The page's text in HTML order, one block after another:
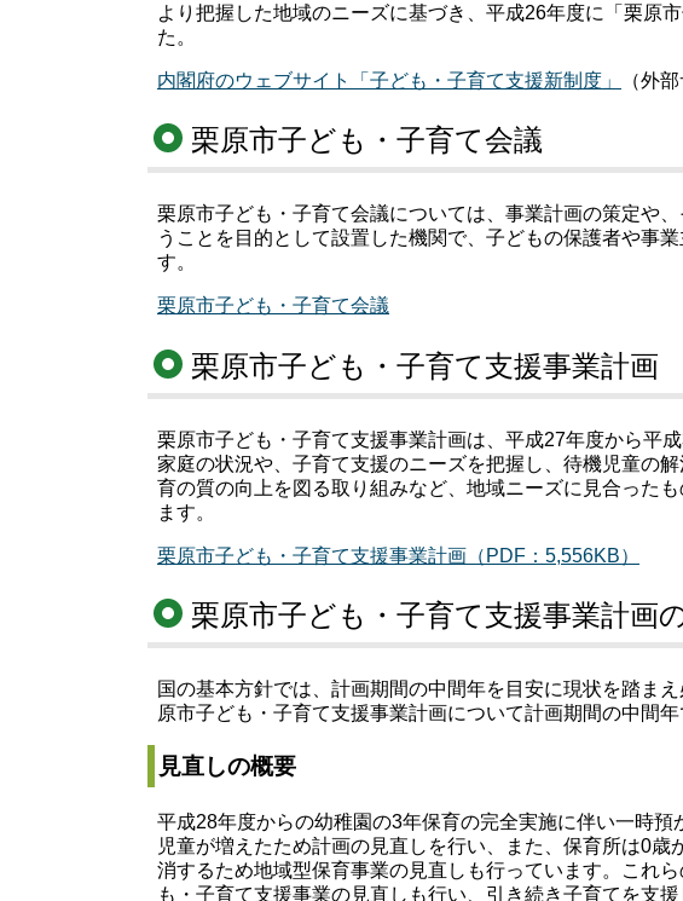
より把握した地域のニーズに基づき、平成26年度に「栗原
た。
内閣府のウェブサイト「子ども・子育て支援新制度」 （外
栗原市子ども・子育て会議
栗原市子ども・子育て会議については、事業計画の策定や
うことを目的として設置した機関で、子どもの保護者や事
す。
栗原市子ども・子育て会議
栗原市子ども・子育て支援事業計画
栗原市子ども・子育て支援事業計画は、平成27年度から平
家庭の状況や、子育て支援のニーズを把握し、待機児童の
育の質の向上を図る取り組みなど、地域ニーズに見合った
ます。
栗原市子ども・子育て支援事業計画（PDF：5,556KB）
栗原市子ども・子育て支援事業計画
国の基本方針では、計画期間の中間年を目安に現状を踏ま
原市子ども・子育て支援事業計画について計画期間の中間
見直しの概要
平成28年度からの幼稚園の3年保育の完全実施に伴い一時
児童が増えたため計画の見直しを行い、また、保育所は0
消するため地域型保育事業の見直しも行っています。これ
も・子育て支援事業の見直しも行い、引き続き子育てを支援